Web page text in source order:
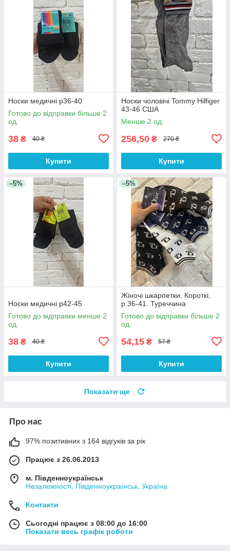
Носки медичні р36-40
Готово до відправки більше 2
од.
38 ₴ 40 ₴
Купити
Носки чоловічі Tommy Hilfiger
43-46 США
Менше 2 од.
256,50 ₴ 270 ₴
Купити
–5%
Носки медичні р42-45
Готово до відправки менше 2
од.
38 ₴ 40 ₴
Купити
–5%
Жіночі шкарпетки, Короткі,
р.36-41. Туреччина
Готово до відправки більше 2
од.
54,15 ₴ 57 ₴
Купити
Показати ще
Про нас
97% позитивних з 164 відгуків за рік
Працює з 26.06.2013
м. Південноукраїнськ
Незалежності, Південноукраїнськ, Україна
Контакти
Сьогодні працює з 08:00 до 16:00
Показати весь графік роботи